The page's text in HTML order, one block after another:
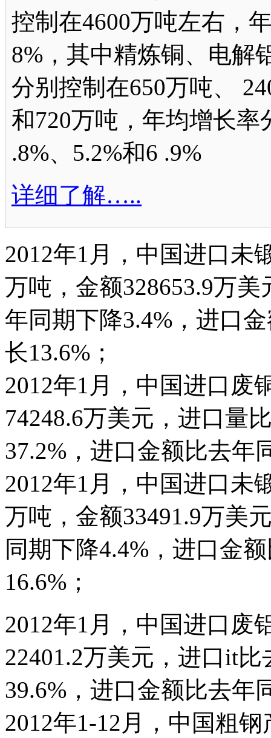
控制在4600万吨左右，
8%，其中精炼铜、电解
分别控制在650万吨、
和720万吨，年均增长率
.8%、5.2%和6 .9%
详细了解…..
2012年1月，中国进口未
万吨，金额328653.9万
年同期下降3.4%，进口
长13.6%；
2012年1月，中国进口废
74248.6万美元，进口量
37.2%，进口金额比去年
2012年1月，中国进口未
万吨，金额33491.9万美
同期下降4.4%，进口金
16.6%；
2012年1月，中国进口废
22401.2万美元，进口it
39.6%，进口金额比去年
2012年1-12月，中国粗钢